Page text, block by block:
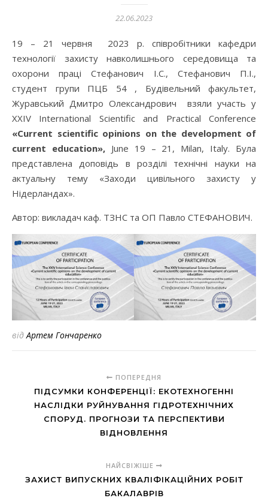
22.06.2023
19 – 21 червня 2023 р. співробітники кафедри
технології захисту навколишнього середовища та
охорони праці Стефанович І.С., Стефанович П.І.,
студент групи ПЦБ 54 , Будівельний факультет,
Журавський Дмитро Олександрович взяли участь у
ХХІV International Scientific and Practical Conference
«Current scientific opinions on the development of
current education»,June 19 – 21, Milan, Italy. Була
представлена доповідь в розділі технічні науки на
актуальну тему «Заходи цивільного захисту у
Нідерландах».
Автор: викладач каф. ТЗНС та ОП Павло СТЕФАНОВИЧ.
відАртем Гончаренко
ПОПЕРЕДНЯ
ПІДСУМКИ КОНФЕРЕНЦІЇ: ЕКОТЕХНОГЕННІ
НАСЛІДКИ РУЙНУВАННЯ ГІДРОТЕХНІЧНИХ
СПОРУД. ПРОГНОЗИ ТА ПЕРСПЕКТИВИ
ВІДНОВЛЕННЯ
НАЙСВІЖІШЕ
ЗАХИСТ ВИПУСКНИХ КВАЛІФІКАЦІЙНИХ РОБІТ
БАКАЛАВРІВ